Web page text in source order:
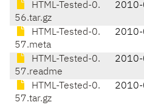
HTML-Tested-0.
56.tar.gz
HTML-Tested-0.
57.meta
HTML-Tested-0.
57.readme
HTML-Tested-0.
57.tar.gz